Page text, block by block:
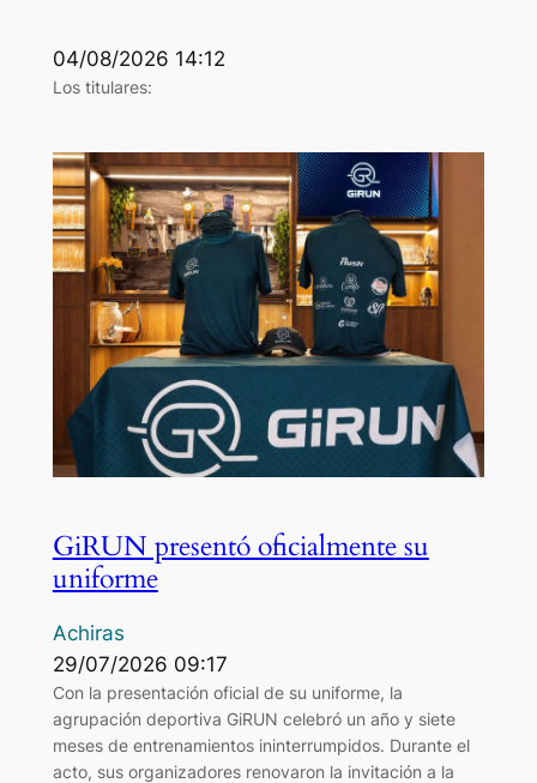
04/08/2026 14:12
Los titulares:
GiRUN presentó oficialmente su
uniforme
Achiras
29/07/2026 09:17
Con la presentación oficial de su uniforme, la
agrupación deportiva GiRUN celebró un año y siete
meses de entrenamientos ininterrumpidos. Durante el
acto, sus organizadores renovaron la invitación a la